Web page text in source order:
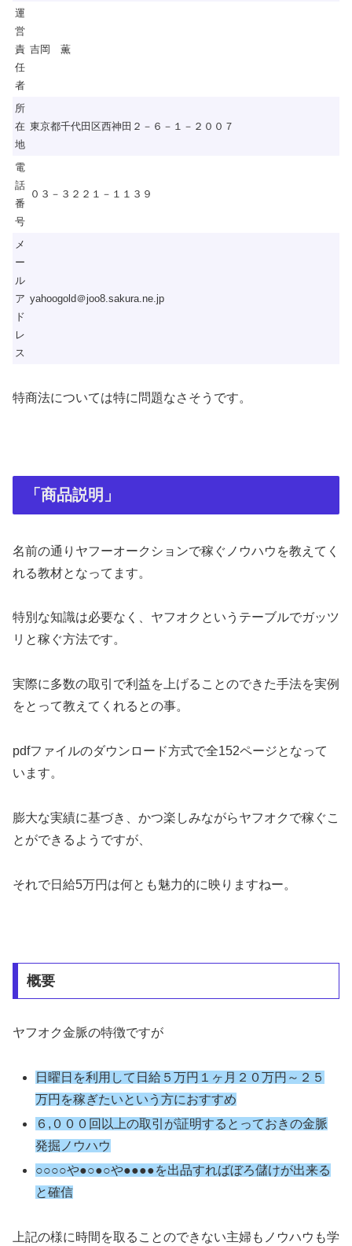
運
営
責
任
者
吉岡 薫
所
在
地
東京都千代田区西神田２－６－１－２００７
電
話
番
号
０３－３２２１－１１３９
メ
ー
ル
ア
ド
レ
ス
yahoogold＠joo8.sakura.ne.jp
特商法については特に問題なさそうです。
「商品説明」
名前の通りヤフーオークションで稼ぐノウハウを教えてく
れる教材となってます。
特別な知識は必要なく、ヤフオクというテーブルでガッツ
リと稼ぐ方法です。
実際に多数の取引で利益を上げることのできた手法を実例
をとって教えてくれるとの事。
pdfファイルのダウンロード方式で全152ページとなって
います。
膨大な実績に基づき、かつ楽しみながらヤフオクで稼ぐこ
とができるようですが、
それで日給5万円は何とも魅力的に映りますねー。
概要
ヤフオク金脈の特徴ですが
日曜日を利用して日給５万円１ヶ月２０万円～２５
万円を稼ぎたいという方におすすめ
６,０００回以上の取引が証明するとっておきの金脈
発掘ノウハウ
○○○○や●○●○や●●●●を出品すればぼろ儲けが出来る
と確信
上記の様に時間を取ることのできない主婦もノウハウも学